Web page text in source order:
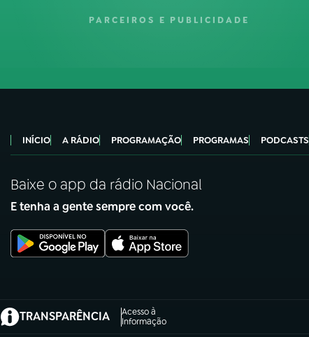
PARCEIROS E PUBLICIDADE
INÍCIO A RÁDIO PROGRAMAÇÃO PROGRAMAS PODCASTS
Baixe o app da rádio Nacional
E tenha a gente sempre com você.
TRANSPARÊNCIA
Acesso à
Informação
(abre em nova aba)